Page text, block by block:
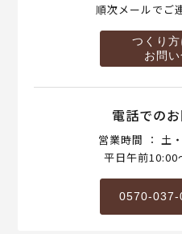
順次メールでご
つくり
お問
電話での
営業時間 ： 土
平日午前10:00
0570-037-